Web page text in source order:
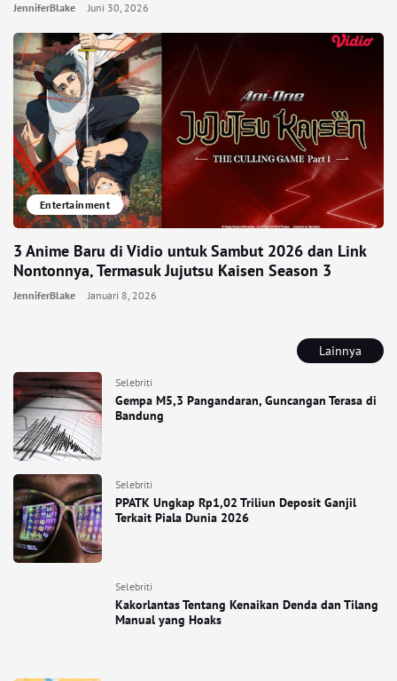
Lainnya
Selebriti
Gempa M5,3 Pangandaran, Guncangan Terasa di
Bandung
Selebriti
PPATK Ungkap Rp1,02 Triliun Deposit Ganjil
Terkait Piala Dunia 2026
Selebriti
Kakorlantas Tentang Kenaikan Denda dan Tilang
Manual yang Hoaks
JenniferBlake Juni 30, 2026
Entertainment
3 Anime Baru di Vidio untuk Sambut 2026 dan Link
Nontonnya, Termasuk Jujutsu Kaisen Season 3
JenniferBlake Januari 8, 2026